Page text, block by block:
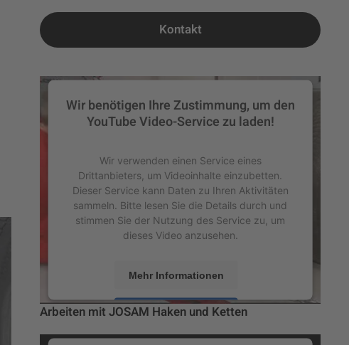
Kontakt
Wir benötigen Ihre Zustimmung, um den
YouTube Video-Service zu laden!
Wir verwenden einen Service eines
Drittanbieters, um Videoinhalte einzubetten.
Dieser Service kann Daten zu Ihren Aktivitäten
sammeln. Bitte lesen Sie die Details durch und
stimmen Sie der Nutzung des Service zu, um
dieses Video anzusehen.
Mehr Informationen
Akzeptieren
powered byUsercentrics Consent Management
Arbeiten mit JOSAM Haken und Ketten